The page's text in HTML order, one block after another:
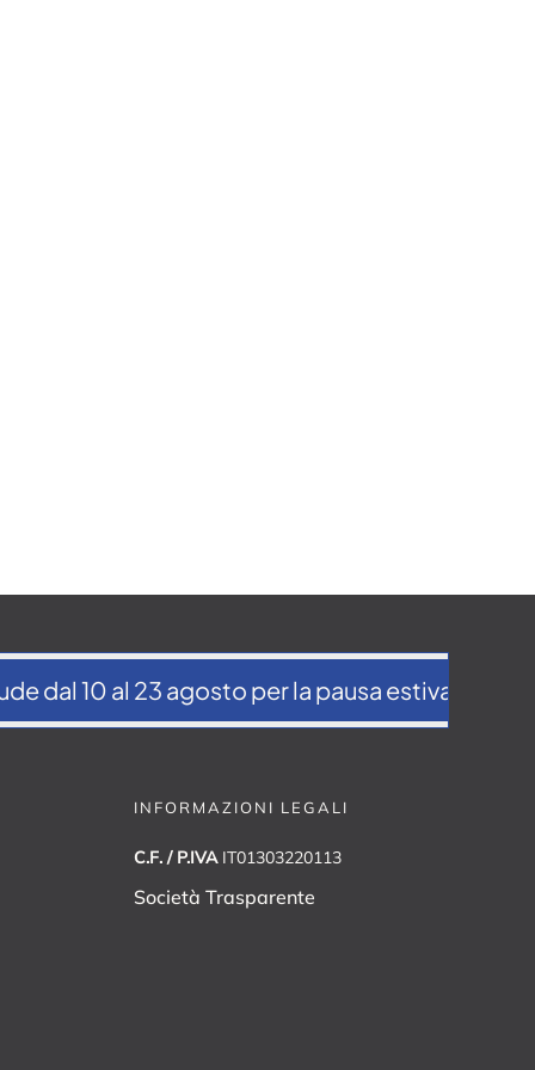
al 23 agosto per la pausa estiva Il Dltm e i
INFORMAZIONI LEGALI
C.F. / P.IVA IT01303220113
Società Trasparente